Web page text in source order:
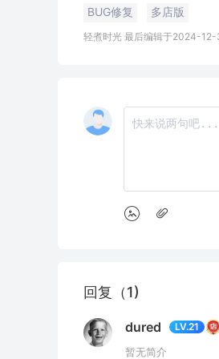
BUG修复 多店版
轻煮时光 最后编辑于2024-
回复（1)
dured LV.21
暂无简介